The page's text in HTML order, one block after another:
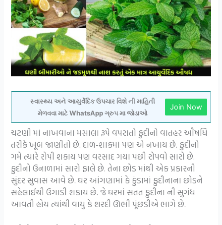
સ્વાસ્થ્ય અને આયુર્વેદિક ઉપચાર વિશે ની માહિતી
મેળવવા માટે WhatsApp ગ્રુપ મા જોડાઓ
Join Now
ચટણી માં નાખવાના મસાલા રૂપે વપરાતો ફુદીનો વાતહર ઔષધિ
તરીકે ખૂબ જાણીતો છે. દાળ-શાકમાં પણ એ નખાય છે. ફુદીનો
ગમે ત્યારે રોપી શકાય પણ વરસાદ ગયા પછી રોપવો સારો છે.
ફુદીનો ઉનાળામાં સારો ફાલે છે. તેના છોડ માંથી એક પ્રકારની
સુંદર સુવાસ આવે છે. ઘર આંગણામાં કે કુંડામાં ફુદીનાના છોડને
સહેલાઈથી ઉગાડી શકાય છે. જે ઘરમાં સતત ફુદીના ની સુગંધ
આવતી હોય ત્યાંથી વાયુ કે શરદી ઊભી પૂંછડીએ ભાગે છે.